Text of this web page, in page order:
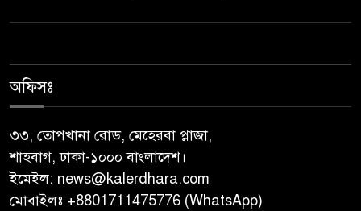
শালিখায় ছাত্রদলের নেতৃবৃন্দের সাথে
নয়নুজ্জামান মুন্সীর মতবিনিময়
জুলাই গণঅভ্যুত্থান দিবস উপলক্ষে
পিরোজপুরে নানা কর্মসূচি পালিত
অফিসঃ
৩৩, তোপখানা রোড, মেহেরবা প্লাজা,
শাহবাগ, ঢাকা-১০০০ বাংলাদেশ।
ইমেইল: news@kalerdhara.com
মোবাইলঃ +8801711475776 (WhatsApp)